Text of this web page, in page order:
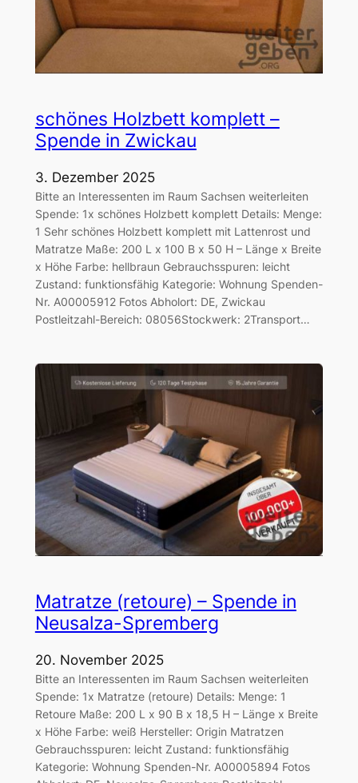
schönes Holzbett komplett –
Spende in Zwickau
3. Dezember 2025
Bitte an Interessenten im Raum Sachsen weiterleiten
Spende: 1x schönes Holzbett komplett Details: Menge:
1 Sehr schönes Holzbett komplett mit Lattenrost und
Matratze Maße: 200 L x 100 B x 50 H – Länge x Breite
x Höhe Farbe: hellbraun Gebrauchsspuren: leicht
Zustand: funktionsfähig Kategorie: Wohnung Spenden-
Nr. A00005912 Fotos Abholort: DE, Zwickau
Postleitzahl-Bereich: 08056Stockwerk: 2Transport…
Matratze (retoure) – Spende in
Neusalza-Spremberg
20. November 2025
Bitte an Interessenten im Raum Sachsen weiterleiten
Spende: 1x Matratze (retoure) Details: Menge: 1
Retoure Maße: 200 L x 90 B x 18,5 H – Länge x Breite
x Höhe Farbe: weiß Hersteller: Origin Matratzen
Gebrauchsspuren: leicht Zustand: funktionsfähig
Kategorie: Wohnung Spenden-Nr. A00005894 Fotos